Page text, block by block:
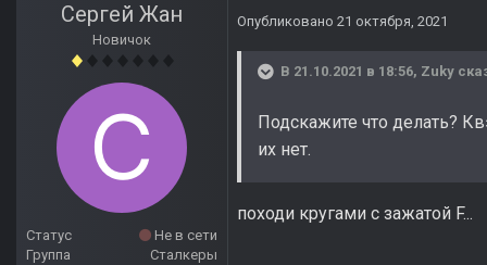
Сергей Жан
Новичок
Статус
Не в сети
Группа
Сталкеры
Опубликовано 21 октября, 2021
В 21.10.2021 в 18:56, Zuky
Подскажите что делать?
их нет.
походи кругами с зажатой F...